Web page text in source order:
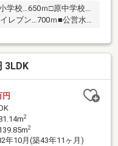
学校…650ｍ□原中学校…
レブン…700ｍ■公営水
3LDK
円
2
2
年10月(築43年11ヶ月)